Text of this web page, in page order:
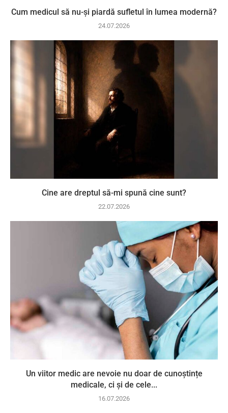
Cum medicul să nu-și piardă sufletul în lumea modernă?
24.07.2026
Cine are dreptul să-mi spună cine sunt?
22.07.2026
Un viitor medic are nevoie nu doar de cunoștințe
medicale, ci și de cele...
16.07.2026